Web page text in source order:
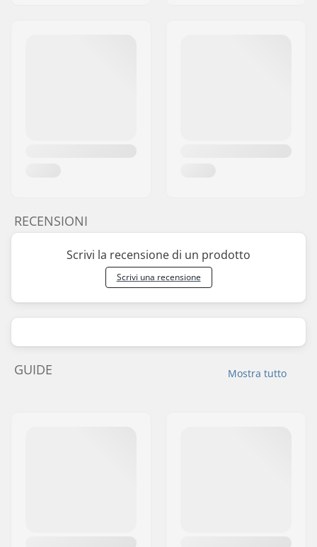
RECENSIONI
Scrivi la recensione di un prodotto
Scrivi una recensione
Mostra tutto
GUIDE